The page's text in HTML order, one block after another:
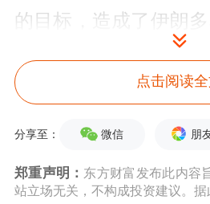
的目标，造成了伊朗
家、高级军事指挥官
列实施报复，发射弹
标已包含能源设施，
点击阅读
分享至： 微信 朋
郑重声明： 东方财富发布此内容
站立场无关，不构成投资建议。据